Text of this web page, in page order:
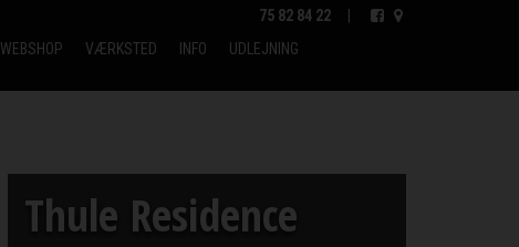
75 82 84 22
WEBSHOP VÆRKSTED INFO UDLEJNING
Thule Residence